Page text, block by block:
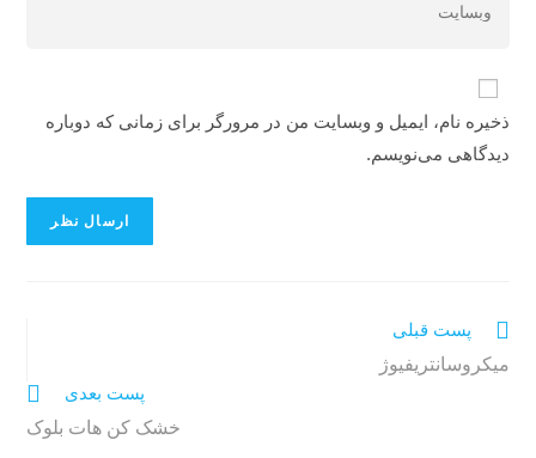
ذخیره نام، ایمیل و وبسایت من در مرورگر برای زمانی که دوباره
دیدگاهی می‌نویسم.
پست قبلی
میکروسانتریفیوژ
پست بعدی
خشک کن هات بلوک